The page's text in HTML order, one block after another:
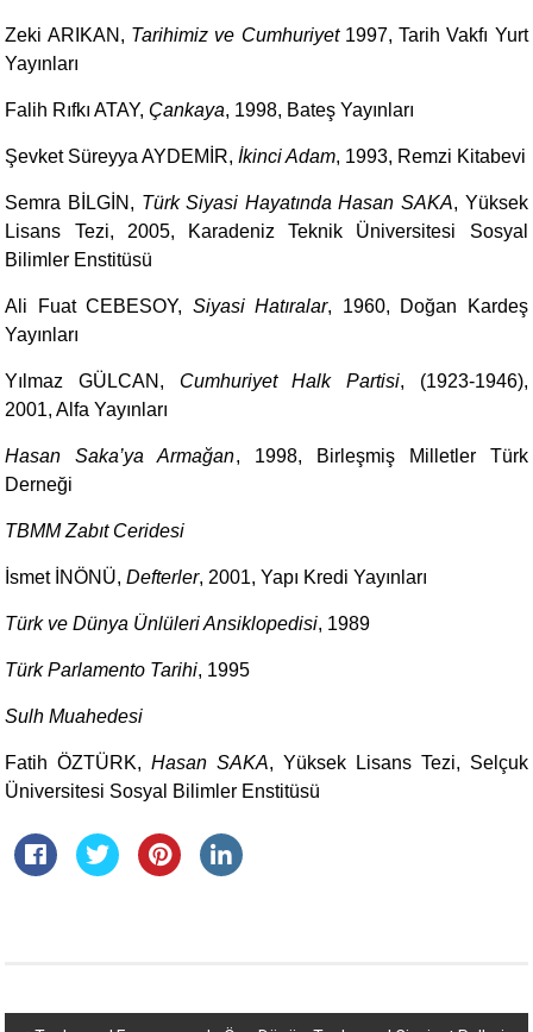
Zeki ARIKAN, Tarihimiz ve Cumhuriyet 1997, Tarih Vakfı Yurt
Yayınları
Falih Rıfkı ATAY, Çankaya, 1998, Bateş Yayınları
Şevket Süreyya AYDEMİR,İkinci Adam, 1993, Remzi Kitabevi
Semra BİLGİN, Türk Siyasi Hayatında Hasan SAKA, Yüksek
Lisans Tezi, 2005, Karadeniz Teknik Üniversitesi Sosyal
Bilimler Enstitüsü
Ali Fuat CEBESOY, Siyasi Hatıralar, 1960, Doğan Kardeş
Yayınları
Yılmaz GÜLCAN, Cumhuriyet Halk Partisi, (1923-1946),
2001, Alfa Yayınları
Hasan Saka’ya Armağan, 1998, Birleşmiş Milletler Türk
Derneği
TBMM Zabıt Ceridesi
İsmet İNÖNÜ,Defterler, 2001, Yapı Kredi Yayınları
Türk ve Dünya Ünlüleri Ansiklopedisi, 1989
Türk Parlamento Tarihi, 1995
Sulh Muahedesi
Fatih ÖZTÜRK,Hasan SAKA, Yüksek Lisans Tezi, Selçuk
Üniversitesi Sosyal Bilimler Enstitüsü